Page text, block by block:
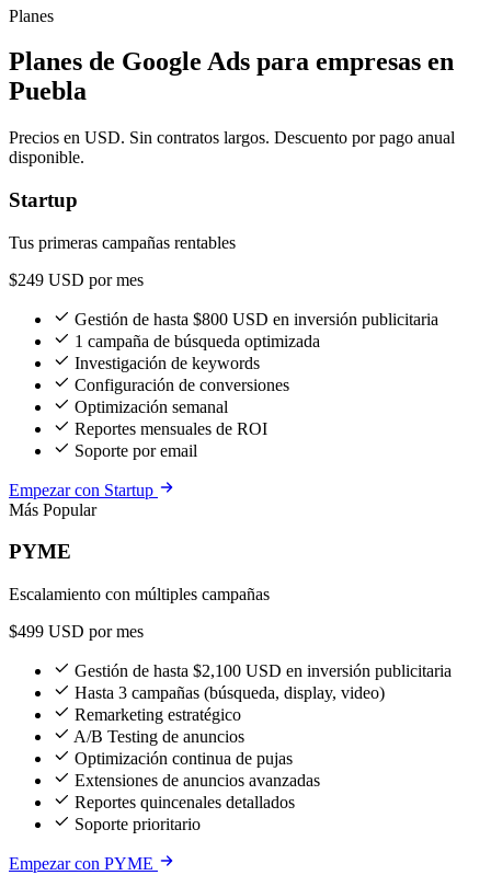
Planes
Planes de Google Ads para empresas en
Puebla
Precios en USD. Sin contratos largos. Descuento por pago anual
disponible.
Startup
Tus primeras campañas rentables
$249 USD por mes
Gestión de hasta $800 USD en inversión publicitaria
1 campaña de búsqueda optimizada
Investigación de keywords
Configuración de conversiones
Optimización semanal
Reportes mensuales de ROI
Soporte por email
Empezar con Startup
Más Popular
PYME
Escalamiento con múltiples campañas
$499 USD por mes
Gestión de hasta $2,100 USD en inversión publicitaria
Hasta 3 campañas (búsqueda, display, video)
Remarketing estratégico
A/B Testing de anuncios
Optimización continua de pujas
Extensiones de anuncios avanzadas
Reportes quincenales detallados
Soporte prioritario
Empezar con PYME